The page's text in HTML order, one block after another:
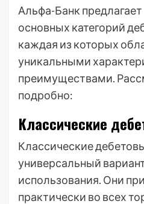
Альфа-Банк
основных категорий
каждая из которых
уникальными
преимуществами.
подробно:
Классические
Классические
универсальный
использования. Они
практически во всех